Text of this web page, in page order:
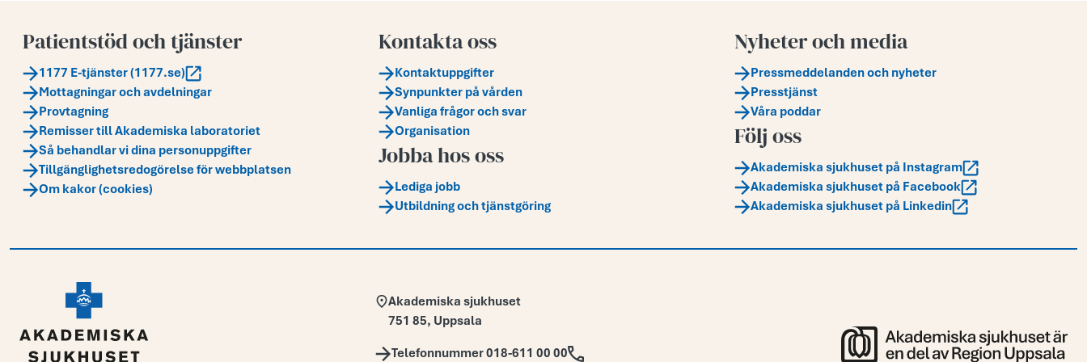
Patientstöd och tjänster
1177 E-tjänster (1177.se)
Mottagningar och avdelningar
Provtagning
Remisser till Akademiska laboratoriet
Så behandlar vi dina personuppgifter
Tillgänglighetsredogörelse för webbplatsen
Om kakor (cookies)
Kontakta oss
Kontaktuppgifter
Synpunkter på vården
Vanliga frågor och svar
Organisation
Jobba hos oss
Lediga jobb
Utbildning och tjänstgöring
Nyheter och media
Pressmeddelanden och nyheter
Presstjänst
Våra poddar
Följ oss
Akademiska sjukhuset på Instagram
Akademiska sjukhuset på Facebook
Akademiska sjukhuset på Linkedin
Adress:
Akademiska sjukhuset
751 85, Uppsala
Telefon:
Telefonnummer 018-611 00 00